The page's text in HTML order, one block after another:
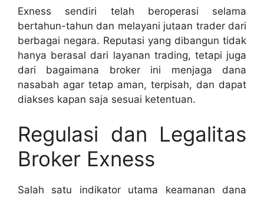
Exness sendiri telah beroperasi selama
bertahun-tahun dan melayani jutaan trader dari
berbagai negara. Reputasi yang dibangun tidak
hanya berasal dari layanan trading, tetapi juga
dari bagaimana broker ini menjaga dana
nasabah agar tetap aman, terpisah, dan dapat
diakses kapan saja sesuai ketentuan.
Regulasi dan Legalitas
Broker Exness
Salah satu indikator utama keamanan dana